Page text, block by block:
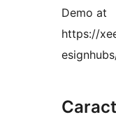
Demo at
https://